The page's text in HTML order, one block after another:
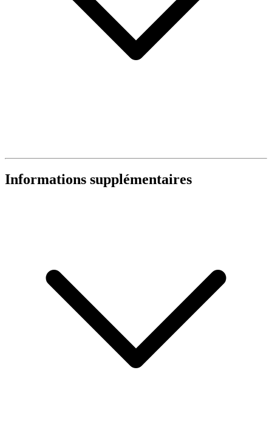
Informations supplémentaires